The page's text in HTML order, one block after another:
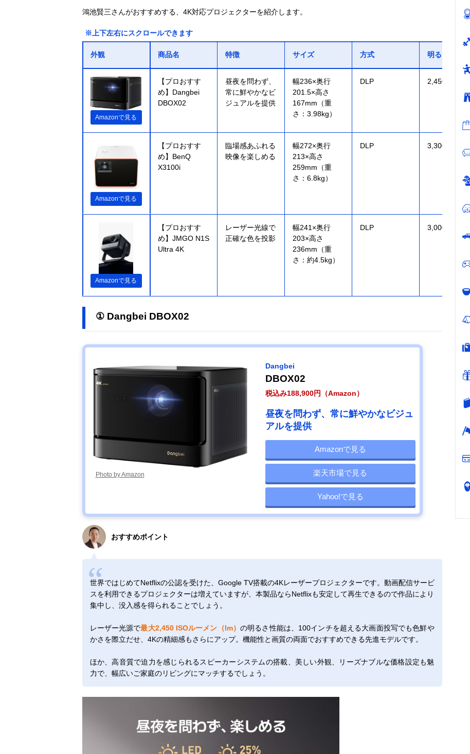
鴻池賢三さんがおすすめする、4K対応プロジェクターを紹介します。
※上下左右にスクロールできます
外観 商品名 特徴 サイズ 方式 明るさ
Amazonで見る
【プロおすす
め】Dangbei
DBOX02
昼夜を問わず、
常に鮮やかなビ
ジュアルを提供
幅236×奥行
201.5×高さ
167mm（重
さ：3.98kg）
DLP 2,450 ISO lm
Amazonで見る
【プロおすす
め】BenQ
X3100i
臨場感あふれる
映像を楽しめる
幅272×奥行
213×高さ
259mm（重
さ：6.8kg）
DLP 3,300 ANSI lm
Amazonで見る
【プロおすす
め】JMGO N1S
Ultra 4K
レーザー光線で
正確な色を投影
幅241×奥行
203×高さ
236mm（重
さ：約4.5kg）
DLP 3,000 ANSI lm
① Dangbei DBOX02
Photo by Amazon
Dangbei
DBOX02
税込み188,900円（Amazon）
昼夜を問わず、常に鮮やかなビジュ
アルを提供
Amazonで見る
楽天市場で見る
Yahoo!で見る
おすすめポイント
世界ではじめてNetflixの公認を受けた、Google TV搭載の4Kレーザープロジェクターです。動画配信サービ
スを利用できるプロジェクターは増えていますが、本製品ならNetflixも安定して再生できるので作品により
集中し、没入感を得られることでしょう。
レーザー光源で最大2,450 ISOルーメン（lm）の明るさ性能は、100インチを超える大画面投写でも色鮮や
かさを際立だせ、4Kの精細感もさらにアップ。機能性と画質の両面でおすすめできる先進モデルです。
ほか、高音質で迫力を感じられるスピーカーシステムの搭載、美しい外観、リーズナブルな価格設定も魅
力で、幅広いご家庭のリビングにマッチするでしょう。